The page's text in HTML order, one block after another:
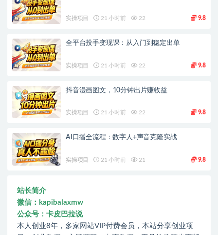
实操项目 21 小时前 22 9.8
全平台投手变现课：从入门到稳定出单
实操项目 21 小时前 22 9.8
抖音漫画图文，10分钟出片赚收益
实操项目 21 小时前 22 9.8
AI口播全流程：数字人+声音克隆实战
实操项目 21 小时前 21 9.8
站长简介
微信：kapibalaxmw
公众号：卡皮巴拉说
本人创业8年，多家网站VIP付费会员，本站分享创业项